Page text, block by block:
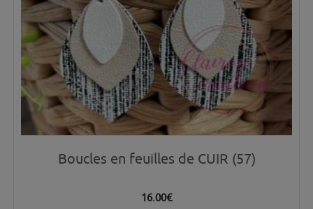
Boucles en feuilles de CUIR (57)
16.00€